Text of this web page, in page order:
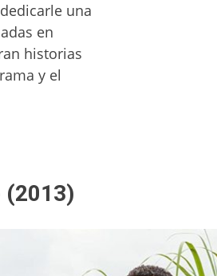
una
en
historias
y el
(2013)